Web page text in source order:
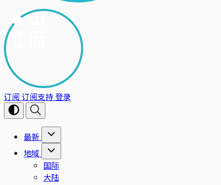
订阅 订阅支持登录
最新
地域
国际
大陆